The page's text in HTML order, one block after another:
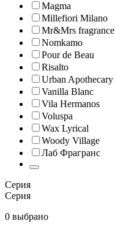
Magma
Millefiori Milano
Mr&Mrs fragrance
Nomkamo
Pour de Beau
Risalto
Urban Apothecary
Vanilla Blanc
Vila Hermanos
Voluspa
Wax Lyrical
Woody Village
Лаб Фрагранс
Серия
Серия
0 выбрано